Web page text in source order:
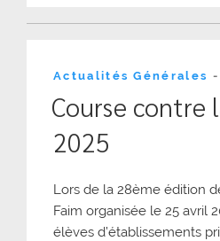
Actualités Générales
Course contre
2025
Lors de la 28ème édition
Faim organisée le 25 avril
élèves d’établissements